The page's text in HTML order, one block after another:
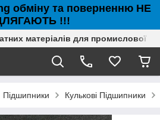
обміну та поверненню НЕ
!!!
матеріалів для промислової
Підшипники Кулькові Підшипники